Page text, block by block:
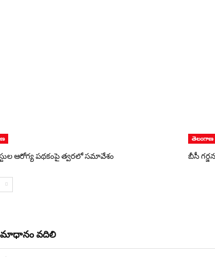
ఆరోగ్య పథకంపై త్వరలో సమావేశం
తెలంగాణ
బీసీ
వదిలి